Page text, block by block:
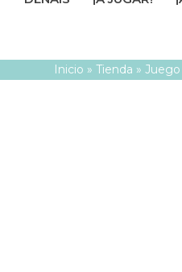
menú
Inicio »Tienda »Juego